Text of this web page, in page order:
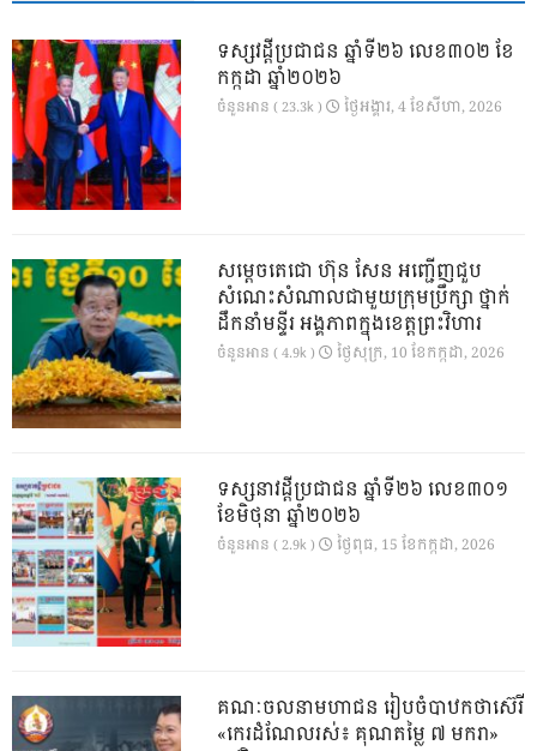
ទស្សវដ្តីប្រជាជន ឆ្នាំទី២៦ លេខ៣០២ ខែ
កក្កដា ឆ្នាំ២០២៦
ចំនួនអាន ( 23.3k ) ថ្ងៃ​អង្គារ, 4 ខែ​សីហា, 2026
សម្តេចតេជោ ហ៊ុន សែន អញ្ជើញជួប
សំណេះសំណាលជាមួយក្រុមប្រឹក្សា ថ្នាក់
ដឹកនាំមន្ទីរ អង្គភាពក្នុងខេត្តព្រះវិហារ
ចំនួនអាន ( 4.9k ) ថ្ងៃ​សុក្រ, 10 ខែ​កក្កដា, 2026
ទស្សនាវដ្ដីប្រជាជន ឆ្នាំទី២៦ លេខ៣០១
ខែមិថុនា ឆ្នាំ២០២៦
ចំនួនអាន ( 2.9k ) ថ្ងៃ​ពុធ, 15 ខែ​កក្កដា, 2026
គណៈចលនាមហាជន រៀបចំបាឋកថាស៊េរី
«កេរដំណែលរស់៖ គុណតម្លៃ ៧ មករា»